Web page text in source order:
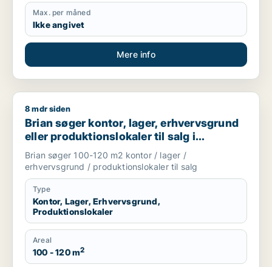
Max. per måned
Ikke angivet
Mere info
Brian søger kontor, lager, erhvervsgrund eller
8 mdr siden
Brian søger kontor, lager, erhvervsgrund
eller produktionslokaler til salg i
København
Brian søger 100-120 m2 kontor / lager /
erhvervsgrund / produktionslokaler til salg
Type
Kontor, Lager, Erhvervsgrund,
Produktionslokaler
Areal
100 - 120 m2